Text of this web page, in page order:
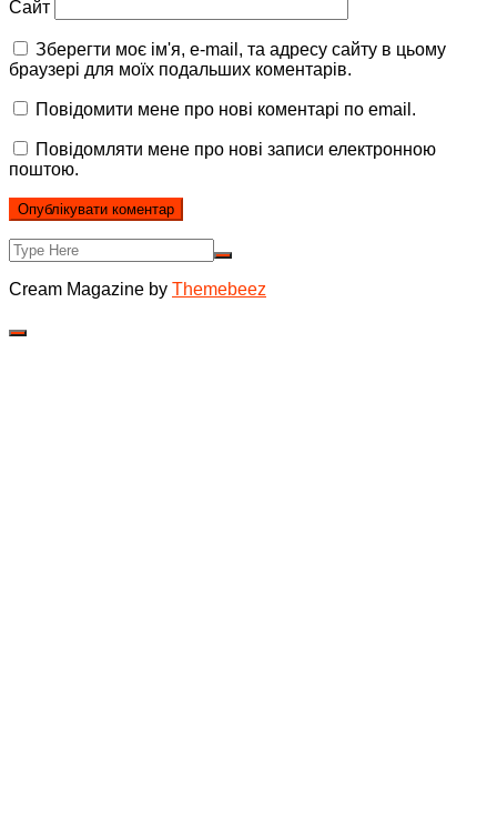
Сайт
Зберегти моє ім'я, e-mail, та адресу сайту в цьому
браузері для моїх подальших коментарів.
Повідомити мене про нові коментарі по email.
Повідомляти мене про нові записи електронною
поштою.
Cream Magazine by Themebeez